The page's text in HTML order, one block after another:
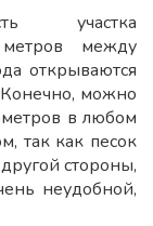
участка
между
открываются
можно
в любом
так как песок
стороны,
неудобной,